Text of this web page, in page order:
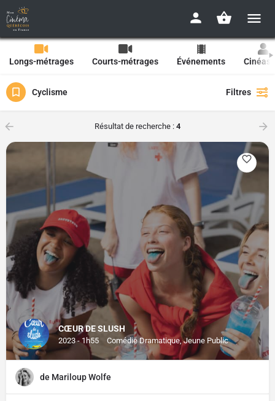
Longs-métrages Courts-métrages Événements
Cyclisme Filtres
Résultat de recherche : 4
CŒUR DE SLUSH
2023 - 1h55 Comédie Dramatique, Jeune Public
de Mariloup Wolfe